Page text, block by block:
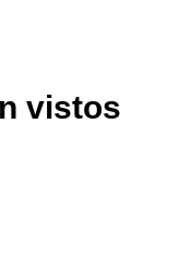
vistos